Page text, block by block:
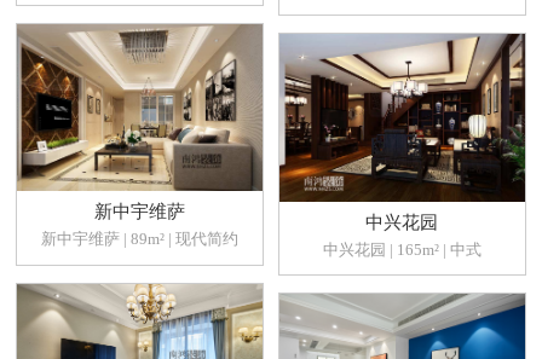
新中宇维萨
新中宇维萨 | 89m² | 现代简约
中兴花园
中兴花园 | 165m² | 中式